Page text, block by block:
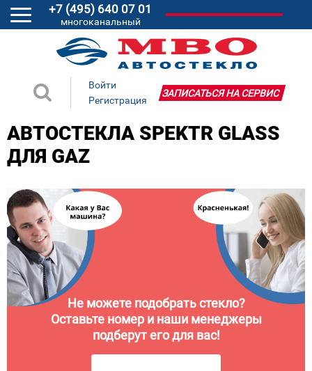
+7 (495) 640 07 01
многоканальный
Войти
Регистрация
ЗАПИСАТЬСЯ НА СЕРВИС
АВТОСТЕКЛА SPEKTR GLASS
ДЛЯ GAZ
Не можете подобрать стекло?
Оставьте номер и наши менеджеры
подберут его для вас!